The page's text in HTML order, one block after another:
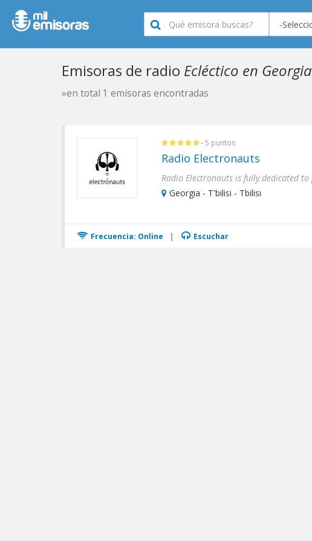
Emisoras de radio Ecléctico en Georgia
»en total 1 emisoras encontradas
- 5 puntos
Radio Electronauts
Georgia - T'bilisi - Tbilisi
Frecuencia: Online | Escuchar